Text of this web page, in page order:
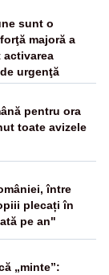
sunt o
majoră a
activarea
urgenţă
pentru ora
toate avizele
între
plecați în
pe an"
„minte”: